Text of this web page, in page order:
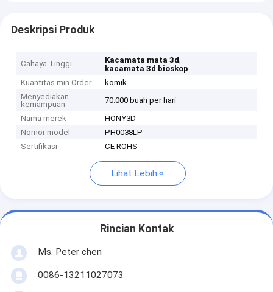
Deskripsi Produk
Cahaya Tinggi Kacamata mata 3d,
kacamata 3d bioskop
Kuantitas min Order
komik
Menyediakan
kemampuan
70.000 buah per hari
Nama merek
HONY3D
Nomor model
PH0038LP
Sertifikasi
CE ROHS
Lihat Lebih
Rincian Kontak
Ms. Peter chen
0086-13211027073